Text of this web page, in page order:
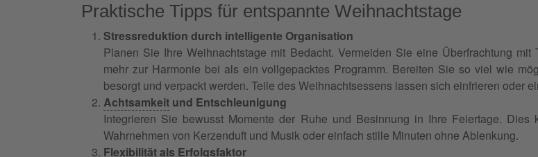
Praktische Tipps für entspannte Weihnachtstage
Stressreduktion durch intelligente Organisation
Planen Sie Ihre Weihnachtstage mit Bedacht. Vermeiden Sie eine Überfrachtung
mehr zur Harmonie bei als ein vollgepacktes Programm. Bereiten Sie so viel wie
besorgt und verpackt werden. Teile des Weihnachtsessens lassen sich einfrieren oder
Achtsamkeit und Entschleunigung
Integrieren Sie bewusst Momente der Ruhe und Besinnung in Ihre Feiertage. Dies
Wahrnehmen von Kerzenduft und Musik oder einfach stille Minuten ohne Ablenkung.
Flexibilität als Erfolgsfaktor